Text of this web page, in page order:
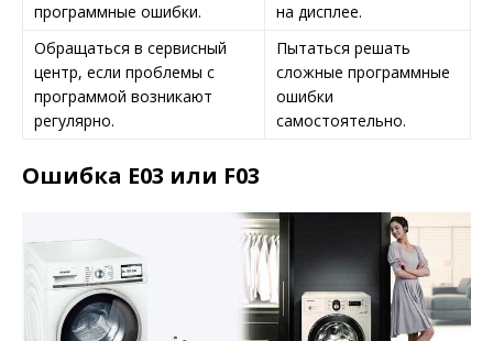
программные ошибки.
на дисплее.
Обращаться в сервисный
центр, если проблемы с
программой возникают
регулярно.
Пытаться решать
сложные программные
ошибки
самостоятельно.
Ошибка E03 или F03